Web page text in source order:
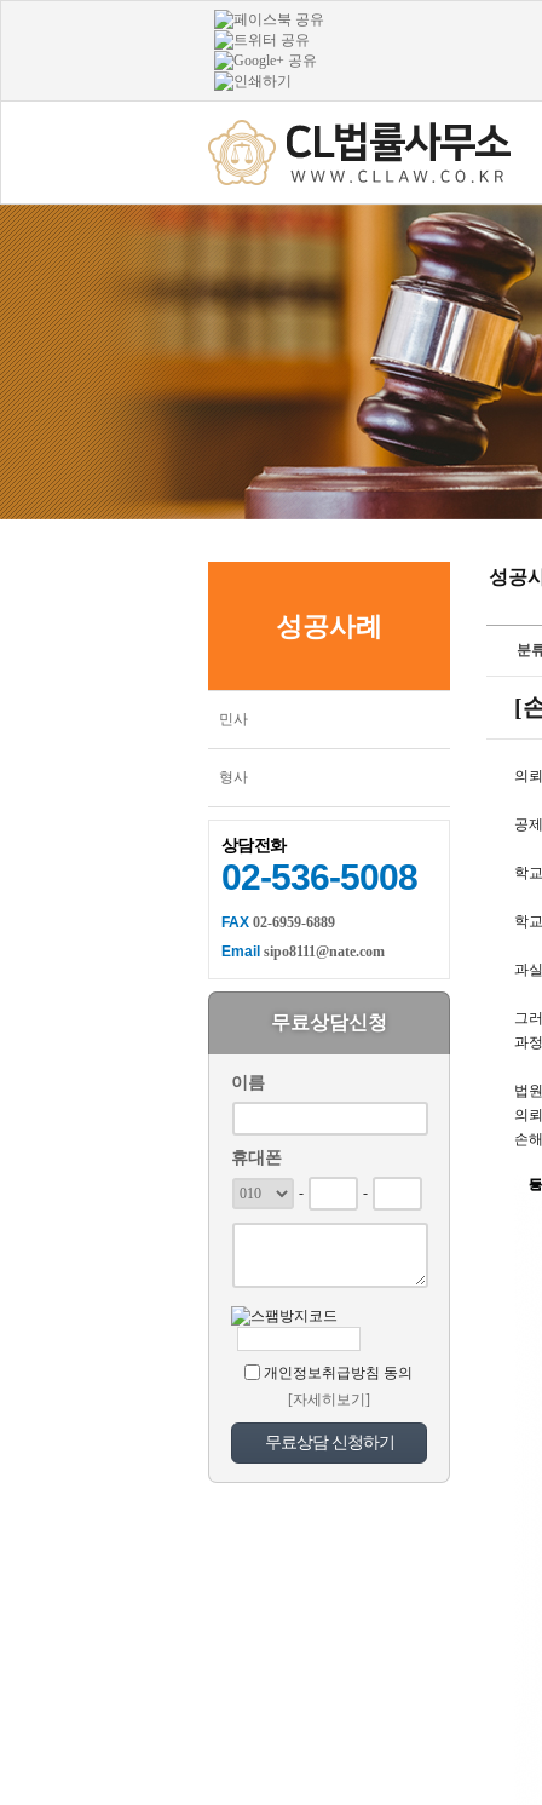
성공사례
민사
형사
상담전화
02-536-5008
FAX 02-6959-6889
Email sipo8111@nate.com
무료상담신청
이름
휴대폰
- -
개인정보취급방침 동의
[자세히보기]
성공
분
[
의
공
학
학
과
그
과
법
의
손